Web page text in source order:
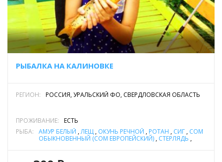
РЫБАЛКА НА КАЛИНОВКЕ
РЕГИОН: РОССИЯ, УРАЛЬСКИЙ ФО, СВЕРДЛОВСКАЯ ОБЛАСТЬ
ПРОЖИВАНИЕ:
ЕСТЬ
РЫБА:
АМУР БЕЛЫЙ ,ЛЕЩ , ОКУНЬ РЕЧНОЙ , РОТАН , СИГ , СОМ
ОБЫКНОВЕННЫЙ (СОМ ЕВРОПЕЙСКИЙ) , СТЕРЛЯДЬ ,